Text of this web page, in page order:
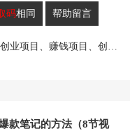
码相同 帮助留言
玩锤子创业网是一个提供2024赚钱项目、创业项目、赚钱项目、创业赚钱教程、引流教程的创业网,欢迎来玩锤子创业网！
款笔记的方法（8节视